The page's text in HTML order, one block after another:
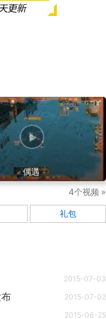
偶遇
4个视频 »
礼包
2015-07-03
2015-07-02
2015-06-25